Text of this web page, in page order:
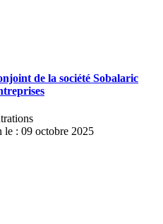
de la société Sobalaric
le : 09 octobre 2025